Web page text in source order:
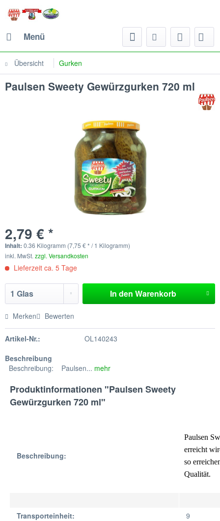
Menü
Übersicht Gurken
Paulsen Sweety Gewürzgurken 720 ml
2,79 € *
Inhalt: 0.36 Kilogramm (7,75 € * / 1 Kilogramm)
inkl. MwSt. zzgl. Versandkosten
Lieferzeit ca. 5 Tage
In den Warenkorb
Merken Bewerten
Artikel-Nr.:
OL140243
Beschreibung
Beschreibung: Paulsen... mehr
Produktinformationen "Paulsen Sweety
Gewürzgurken 720 ml"
Beschreibung:
Paulsen
erreicht
so
Qualität.
Transporteinheit:
9